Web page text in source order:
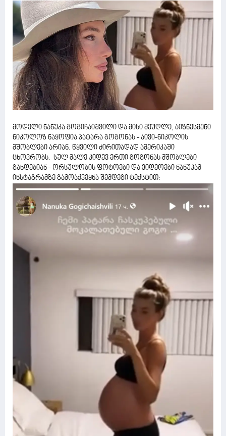
მოდელი ნანუკა გოგიჩაიშვილი და მისი მეუღლე, ბიზნესმენი
ნიკოლოზ ნაყოფია პატარა გოგონას - აივი-ნიკოლის
მშობლები არიან. წყვილი ძირითადად ამერიკაში
ცხოვრობს. სულ მალე კიდევ ერთი გოგონას მშობლები
გახდებიან - ორსულობის ფოტოები და ვიდეოები ნანუკამ
ინსტაგრამზე გამოაქვეყნა შემდეგი ტექსტით: